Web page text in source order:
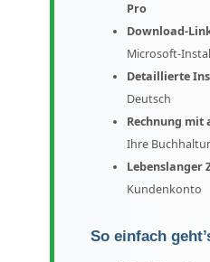
Pro
Download-
Microsoft-
Detaillierte
Deutsch
Rechnung mit
Ihre
Lebenslanger
Kundenkonto
So einfach